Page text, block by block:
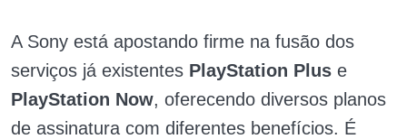
A Sony está apostando firme na fusão dos
serviços já existentes PlayStation Plus e
PlayStation Now, oferecendo diversos planos
de assinatura com diferentes benefícios. É